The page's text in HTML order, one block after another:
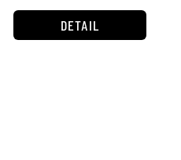
DETAIL